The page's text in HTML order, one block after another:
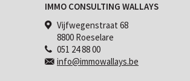
IMMO CONSULTING WALLAYS
Vijfwegenstraat 68
8800 Roeselare
051 24 88 00
info@immowallays.be